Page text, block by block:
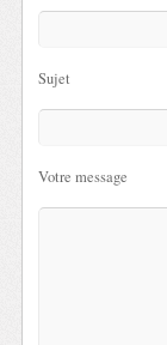
Sujet
Votre message